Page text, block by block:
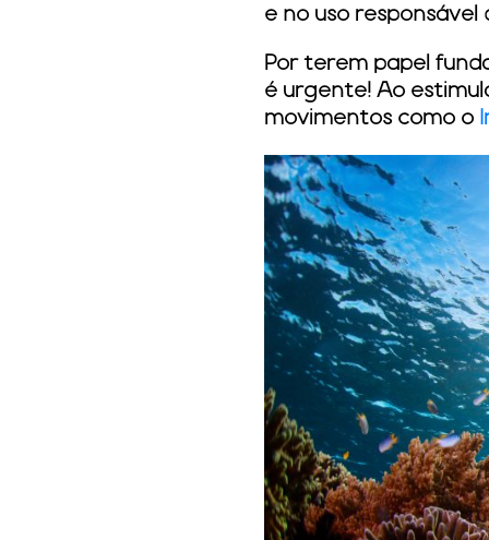
e no uso responsável
Por terem papel
é urgente! Ao
movimentos como o